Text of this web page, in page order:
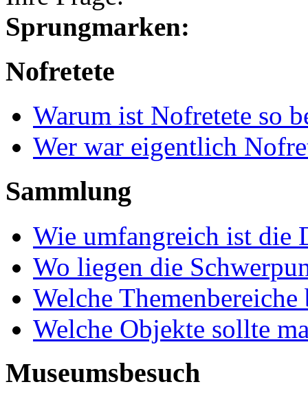
Sprungmarken:
Nofretete
Warum ist Nofretete so
Wer war eigentlich
Sammlung
Wie umfangreich ist die
Wo liegen die
Welche
Welche Objekte sollte
Museumsbesuch